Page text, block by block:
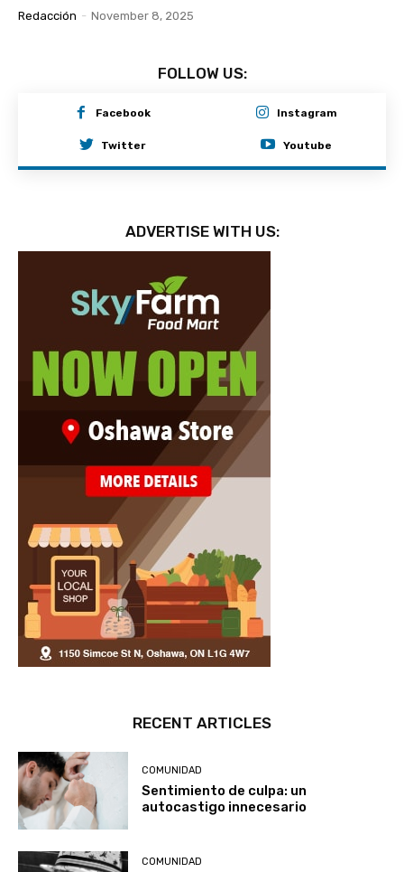
Redacción - November 8, 2025
FOLLOW US:
Facebook Instagram
Twitter Youtube
ADVERTISE WITH US:
RECENT ARTICLES
COMUNIDAD
Sentimiento de culpa: un
autocastigo innecesario
COMUNIDAD